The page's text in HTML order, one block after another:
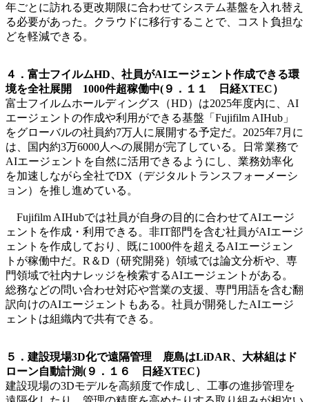
年ごとに訪れる更改期限に合わせてシステム基盤を入れ替え
る必要があった。クラウドに移行することで、コスト負担な
どを軽減できる。
４．富士フイルムHD、社員がAIエージェント作成できる環
境を全社展開 1000件超稼働中(９．１１ 日経XTEC）
富士フイルムホールディングス（HD）は2025年度内に、AI
エージェントの作成や利用ができる基盤「Fujifilm AIHub」
をグローバルの社員約7万人に展開する予定だ。2025年7月に
は、国内約3万6000人への展開が完了している。日常業務で
AIエージェントを自然に活用できるようにし、業務効率化
を加速しながら全社でDX（デジタルトランスフォーメーシ
ョン）を推し進めている。
Fujifilm AIHubでは社員が自身の目的に合わせてAIエージ
ェントを作成・利用できる。非IT部門を含む社員がAIエージ
ェントを作成しており、既に1000件を超えるAIエージェン
トが稼働中だ。R＆D（研究開発）領域では論文分析や、専
門領域で社内ナレッジを検索するAIエージェントがある。
総務などの問い合わせ対応や営業の支援、専門用語を含む翻
訳向けのAIエージェントもある。社員が開発したAIエージ
ェントは組織内で共有できる。
５．建設現場3D化で遠隔管理 鹿島はLiDAR、大林組はド
ローン自動計測(９．１６ 日経XTEC）
建設現場の3Dモデルを高頻度で作成し、工事の進捗管理を